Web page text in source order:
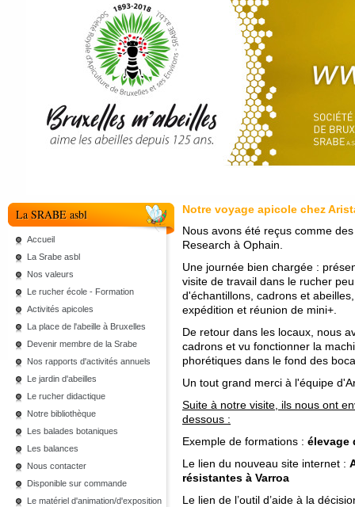
La SRABE asbl
Accueil
La Srabe asbl
Nos valeurs
Le rucher école - Formation
Activités apicoles
La place de l'abeille à Bruxelles
Devenir membre de la Srabe
Nos rapports d'activités annuels
Le jardin d'abeilles
Le rucher didactique
Notre bibliothèque
Les balades botaniques
Les balances
Nous contacter
Disponible sur commande
Le matériel d'animation/d'exposition
Notre voyage apicole chez
Nous avons été reçus comme
Research à Ophain.
Une journée bien chargée :
visite de travail dans le rucher
d'échantillons, cadrons et
expédition et réunion de mini+.
De retour dans les locaux, nous
cadrons et vu fonctionner la
phorétiques dans le fond des
Un tout grand merci à l'équipe
Suite à notre visite, ils nous ont
dessous :
Exemple de formations : élevage
Le lien du nouveau site internet :
résistantes à Varroa
Le lien de l’outil d’aide à la